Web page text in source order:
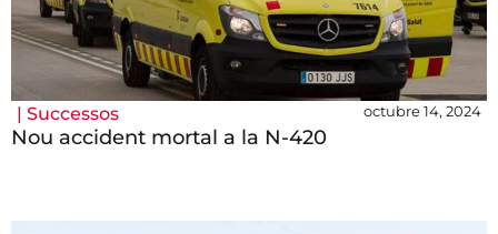
| Successos octubre 14, 2024
Nou accident mortal a la N-420